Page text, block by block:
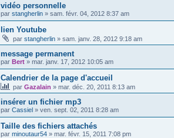
vidéo personnelle
par stangherlin » sam. févr. 04, 2012 8:37 am
lien Youtube
par stangherlin » sam. janv. 28, 2012 9:18 am
message permanent
par Bert » mar. janv. 17, 2012 10:05 am
Calendrier de la page d'accueil
par Gazalain » mar. déc. 20, 2011 8:13 am
insérer un fichier mp3
par Cassiel » ven. sept. 02, 2011 8:28 am
Taille des fichiers attachés
par minoutaur54 » mar. févr. 15, 2011 7:08 pm